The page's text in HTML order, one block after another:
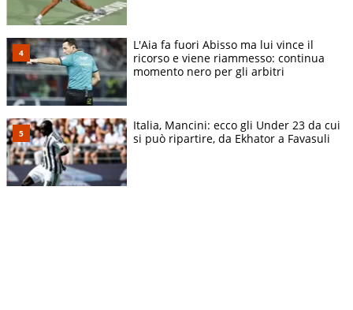
L'Aia fa fuori Abisso ma lui vince il
ricorso e viene riammesso: continua
momento nero per gli arbitri
Italia, Mancini: ecco gli Under 23 da cui
si può ripartire, da Ekhator a Favasuli